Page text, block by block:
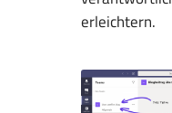
erleichtern.